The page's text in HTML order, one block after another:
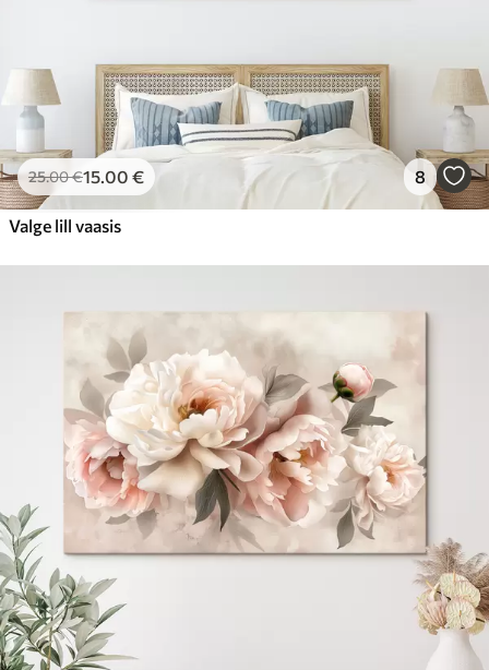
25.00€15.00 € 8
Valge lill vaasis